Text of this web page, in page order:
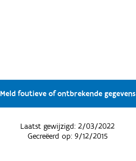
Meld foutieve of ontbrekende gegevens
Laatst gewijzigd:2/03/2022
Gecreëerd op: 9/12/2015